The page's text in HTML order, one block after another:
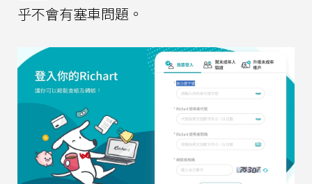
乎不會有塞車問題。